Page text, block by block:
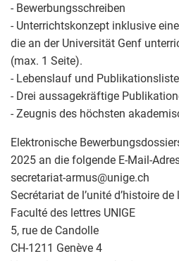
- Bewerbungsschreiben
- Unterrichtskonzept inklusive
die an der Universität Genf
(max. 1 Seite).
- Lebenslauf und Publikationsliste
- Drei aussagekräftige
- Zeugnis des höchsten
Elektronische
2025 an die folgende E-Mail-
secretariat-armus@unige.ch
Secrétariat de l’unité d’histoire de
Faculté des lettres UNIGE
5, rue de Candolle
CH-1211 Genève 4